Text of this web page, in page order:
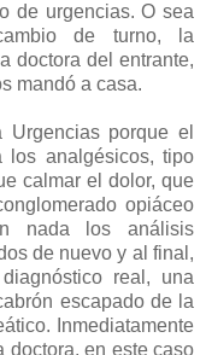
de urgencias. O sea
de turno, la
doctora del entrante,
mandó a casa.
porque el
analgésicos, tipo
calmar el dolor, que
opiáceo
nada los análisis
de nuevo y al final,
real, una
escapado de la
Inmediatamente
doctora, en este caso